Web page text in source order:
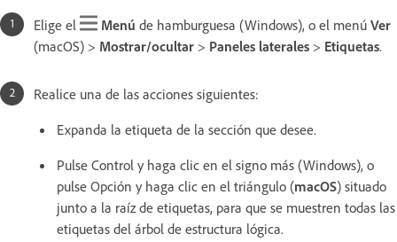
Elige el Menú de hamburguesa (Windows), o el menú Ver
(macOS) > Mostrar/ocultar > Paneles laterales > Etiquetas.
Realice una de las acciones siguientes:
Expanda la etiqueta de la sección que desee.
Pulse Control y haga clic en el signo más (Windows), o
pulse Opción y haga clic en el triángulo (macOS) situado
junto a la raíz de etiquetas, para que se muestren todas las
etiquetas del árbol de estructura lógica.